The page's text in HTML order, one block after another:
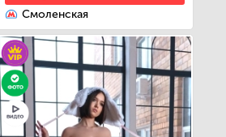
Смоленская